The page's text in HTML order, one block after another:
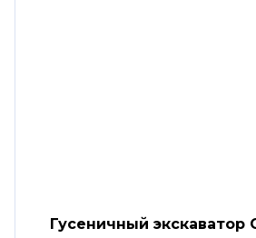
Гусеничный экскаватор